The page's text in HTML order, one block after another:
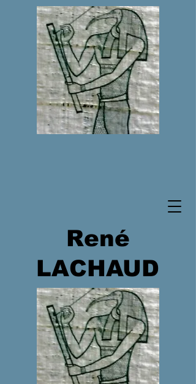
René
LACHAUD